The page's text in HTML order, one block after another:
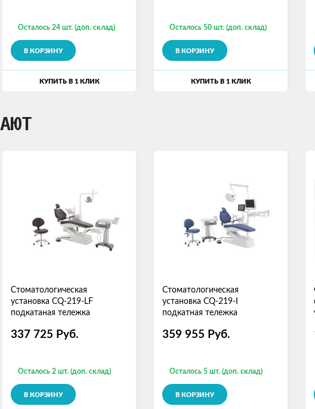
Осталось 24 шт. (доп. склад)
В КОРЗИНУ
КУПИТЬ В 1 КЛИК
Осталось 50 шт. (доп. склад)
В КОРЗИНУ
КУПИТЬ В 1 КЛИК
Стоматологическая
установка CQ-219-LF
подкатаная тележка
337 725 Руб.
Осталось 2 шт. (доп. склад)
В КОРЗИНУ
Стоматологическая
установка CQ-219-I
подкатная тележка
359 955 Руб.
Осталось 5 шт. (доп. склад)
В КОРЗИНУ